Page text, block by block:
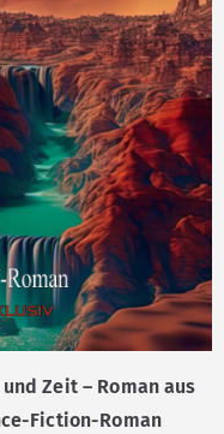
Zeit – Roman aus
Fiction-Roman